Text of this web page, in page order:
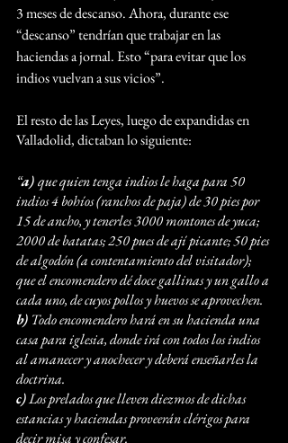
3 meses de descanso. Ahora, durante ese
“descanso” tendrían que trabajar en las
haciendas a jornal. Esto “para evitar que los
indios vuelvan a sus vicios”.
El resto de las Leyes, luego de expandidas en
Valladolid, dictaban lo siguiente:
“a) que quien tenga indios le haga para 50
indios 4 bohíos (ranchos de paja) de 30 pies por
15 de ancho, y tenerles 3000 montones de yuca;
2000 de batatas; 250 pues de ají picante; 50 pies
de algodón (a contentamiento del visitador);
que el encomendero dé doce gallinas y un gallo a
cada uno, de cuyos pollos y huevos se aprovechen.
b) Todo encomendero hará en su hacienda una
casa para iglesia, donde irá con todos los indios
al amanecer y anochecer y deberá enseñarles la
doctrina.
c) Los prelados que lleven diezmos de dichas
estancias y haciendas proveerán clérigos para
decir misa y confesar.